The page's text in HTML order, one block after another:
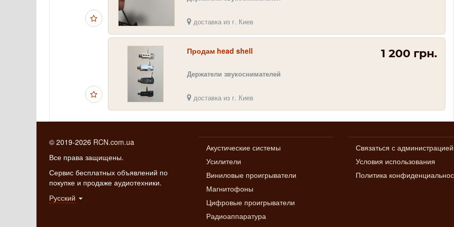
доставка из г. Киев
Продам head shell
Держатели звукоснимателей
доставка из г. Киев
1 200 грн.
© 2019-2026 RCN.com.ua
Все права защищены.
Сервис бесплатных объявлений по
покупке и продаже аудиотехники.
Русский
Акустические системы
Усилители
Виниловые проигрыватели
Магнитофоны
Цифровые проигрыватели
Радиоаппаратура
Связаться с администрацией
Условия использования
Политика